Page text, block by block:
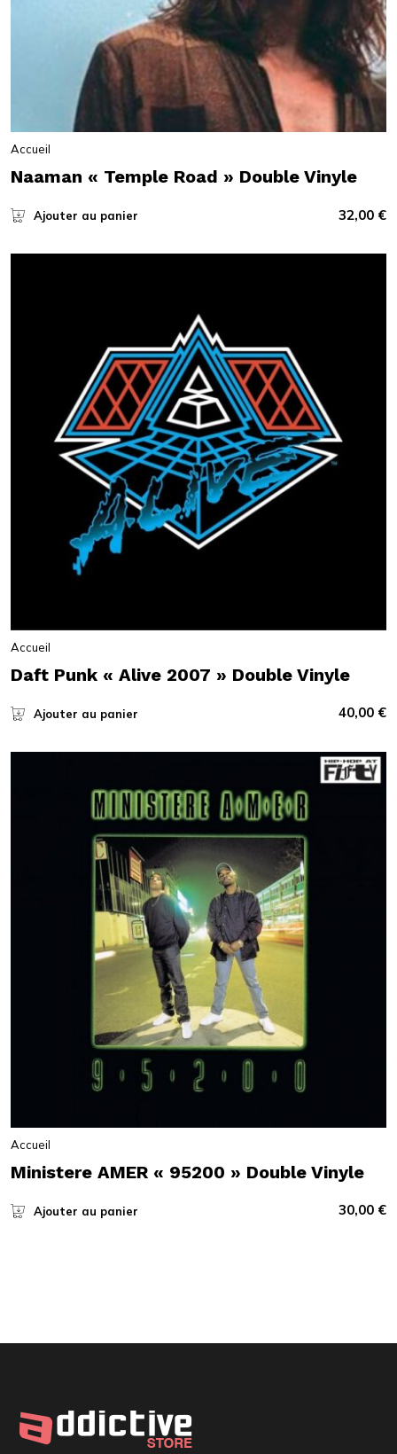
Accueil
Naaman « Temple Road » Double Vinyle
Ajouter au panier 32,00 €
Accueil
Daft Punk « Alive 2007 » Double Vinyle
Ajouter au panier 40,00 €
Accueil
Ministere AMER « 95200 » Double Vinyle
Ajouter au panier 30,00 €